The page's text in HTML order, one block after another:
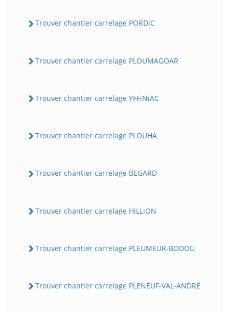
Trouver chantier carrelage PORDiC
Trouver chantier carrelage PLOUMAGOAR
Trouver chantier carrelage YFFiNiAC
Trouver chantier carrelage PLOUHA
Trouver chantier carrelage BEGARD
Trouver chantier carrelage HiLLiON
Trouver chantier carrelage PLEUMEUR-BODOU
Trouver chantier carrelage PLENEUF-VAL-ANDRE